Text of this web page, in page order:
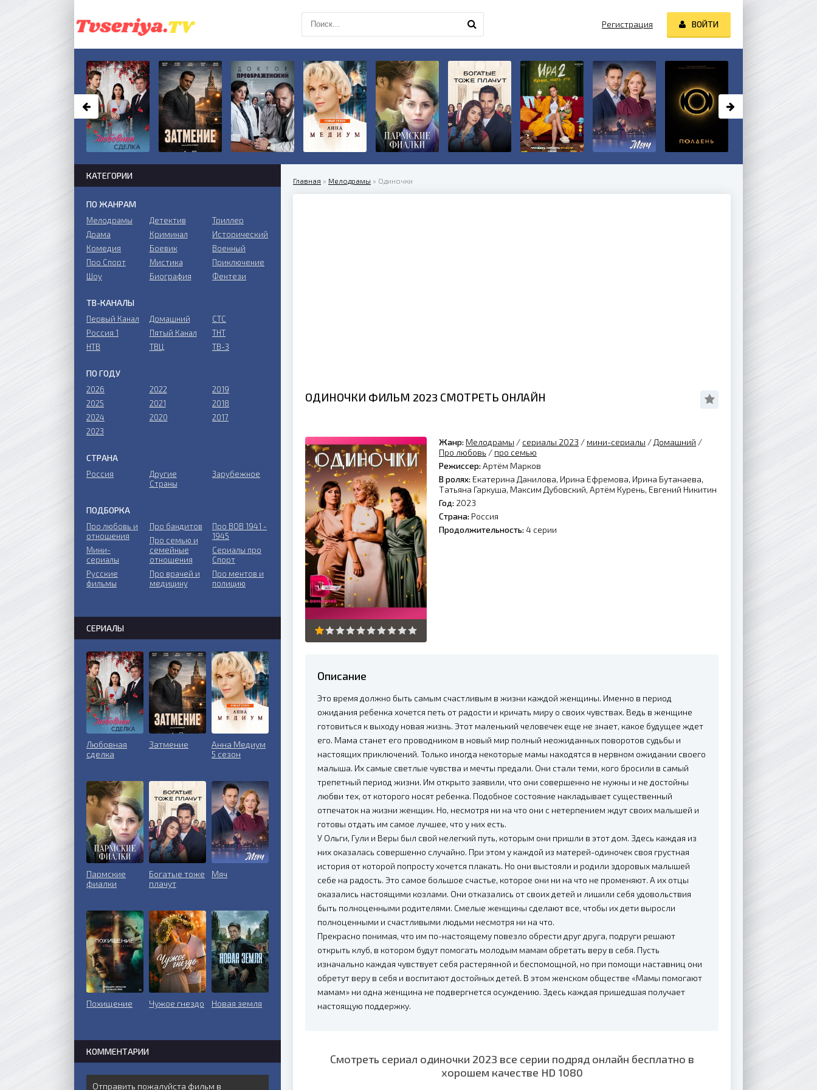
Главная » Мелодрамы » Одиночки
ОДИНОЧКИ ФИЛЬМ 2023 СМОТРЕТЬ ОНЛАЙН
Жанр: Мелодрамы / сериалы 2023 / мини-сериалы / Домашний /
Про любовь / про семью
Режиссер: Артём Марков
В ролях: Екатерина Данилова, Ирина Ефремова, Ирина Бутанаева,
Татьяна Гаркуша, Максим Дубовский, Артём Курень, Евгений Никитин
Год: 2023
Страна: Россия
Продолжительность: 4 серии
Описание
Это время должно быть самым счастливым в жизни каждой женщины. Именно в период
ожидания ребенка хочется петь от радости и кричать миру о своих чувствах. Ведь в женщине
готовиться к выходу новая жизнь. Этот маленький человечек еще не знает, какое будущее ждет
его. Мама станет его проводником в новый мир полный неожиданных поворотов судьбы и
настоящих приключений. Только иногда некоторые мамы находятся в нервном ожидании своего
малыша. Их самые светлые чувства и мечты предали. Они стали теми, кого бросили в самый
трепетный период жизни. Им открыто заявили, что они совершенно не нужны и не достойны
любви тех, от которого носят ребенка. Подобное состояние накладывает существенный
отпечаток на жизни женщин. Но, несмотря ни на что они с нетерпением ждут своих малышей и
готовы отдать им самое лучшее, что у них есть.
У Ольги, Гули и Веры был свой нелегкий путь, которым они пришли в этот дом. Здесь каждая из
них оказалась совершенно случайно. При этом у каждой из матерей-одиночек своя грустная
история от которой попросту хочется плакать. Но они выстояли и родили здоровых малышей
себе на радость. Это самое большое счастье, которое они ни на что не променяют. А их отцы
оказались настоящими козлами. Они отказались от своих детей и лишили себя удовольствия
быть полноценными родителями. Смелые женщины сделают все, чтобы их дети выросли
полноценными и счастливыми людьми несмотря ни на что.
Прекрасно понимая, что им по-настоящему повезло обрести друг друга, подруги решают
открыть клуб, в котором будут помогать молодым мамам обретать веру в себя. Пусть
изначально каждая чувствует себя растерянной и беспомощной, но при помощи наставниц они
обретут веру в себя и воспитают достойных детей. В этом женском обществе «Мамы помогают
мамам» ни одна женщина не подвергнется осуждению. Здесь каждая пришедшая получает
настоящую поддержку.
Смотреть сериал одиночки 2023 все серии подряд онлайн бесплатно в
хорошем качестве HD 1080
КАТЕГОРИИ
ПО ЖАНРАМ
Мелодрамы
Драма
Комедия
Про Спорт
Шоу
Детектив
Криминал
Боевик
Мистика
Биография
Триллер
Исторический
Военный
Приключение
Фентези
ТВ-КАНАЛЫ
Первый Канал
Россия 1
НТВ
Домашний
Пятый Канал
ТВЦ
СТС
ТНТ
ТВ-3
ПО ГОДУ
2026
2025
2024
2023
2022
2021
2020
2019
2018
2017
СТРАНА
Россия
Другие
Страны
Зарубежное
ПОДБОРКА
Про любовь и
отношения
Мини-
сериалы
Русские
фильмы
Про бандитов
Пpo ceмью и
ceмeйныe
oтнoшeния
Пpo врачей и
медицину
Пpo ВОВ 1941 -
1945
Сериалы про
Спорт
Про ментов и
полицию
СЕРИАЛЫ
Любовная
сделка
Затмение
Анна Медиум
5 сезон
Пармские
фиалки
Богатые тоже
плачут
Мяч
Похищение Чужое гнездо Новая земля
КОММЕНТАРИИ
Отправить пожалуйста фильм в
Регистрация ВОЙТИ